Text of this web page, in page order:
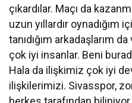
çıkardılar. Maçı da
uzun yıllardır oynadığım
tanıdığım arkadaşlarım
çok iyi insanlar. Beni
Hala da ilişkimiz çok iyi
ilişkilerimizi. Sivasspor,